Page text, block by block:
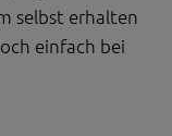
selbst erhalten
einfach bei